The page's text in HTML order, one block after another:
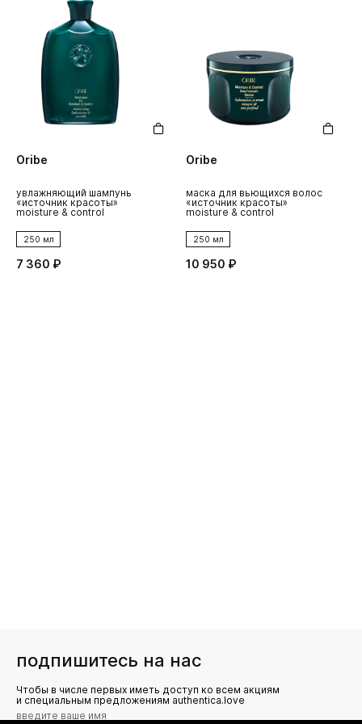
Oribe
увлажняющий шампунь
«источник красоты»
moisture & control
250 мл
7 360 ₽
Oribe
маска для вьющихся волос
«источник красоты»
moisture & control
250 мл
10 950 ₽
подпишитесь на нас
Чтобы в числе первых иметь доступ ко всем акциям
и специальным предложениям authentica.love